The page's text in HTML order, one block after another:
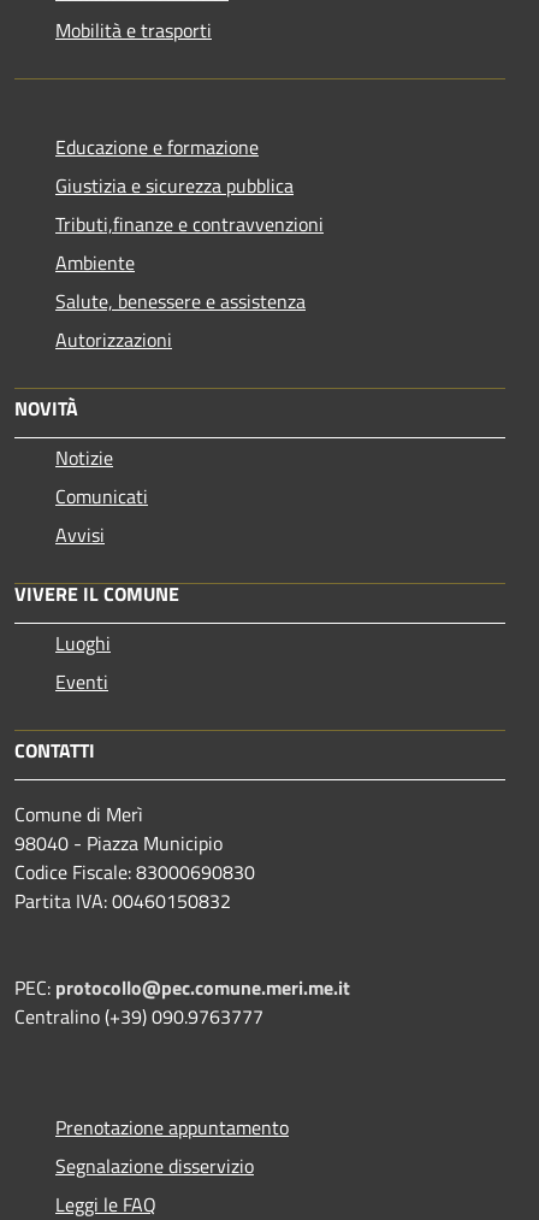
Mobilità e trasporti
Educazione e formazione
Giustizia e sicurezza pubblica
Tributi,finanze e contravvenzioni
Ambiente
Salute, benessere e assistenza
Autorizzazioni
NOVITÀ
Notizie
Comunicati
Avvisi
VIVERE IL COMUNE
Luoghi
Eventi
CONTATTI
Comune di Merì
98040 - Piazza Municipio
Codice Fiscale: 83000690830
Partita IVA: 00460150832
PEC: protocollo@pec.comune.meri.me.it
Centralino (+39) 090.9763777
Prenotazione appuntamento
Segnalazione disservizio
Leggi le FAQ